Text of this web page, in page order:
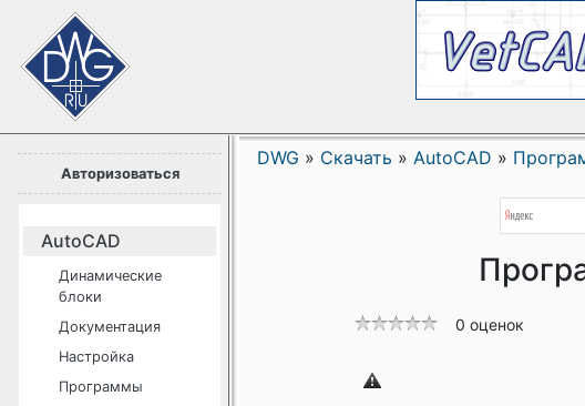
Авторизоваться
AutoCAD
Динамические
блоки
Документация
Настройка
Программы
DWG » Скачать » AutoCAD »
0 оценок